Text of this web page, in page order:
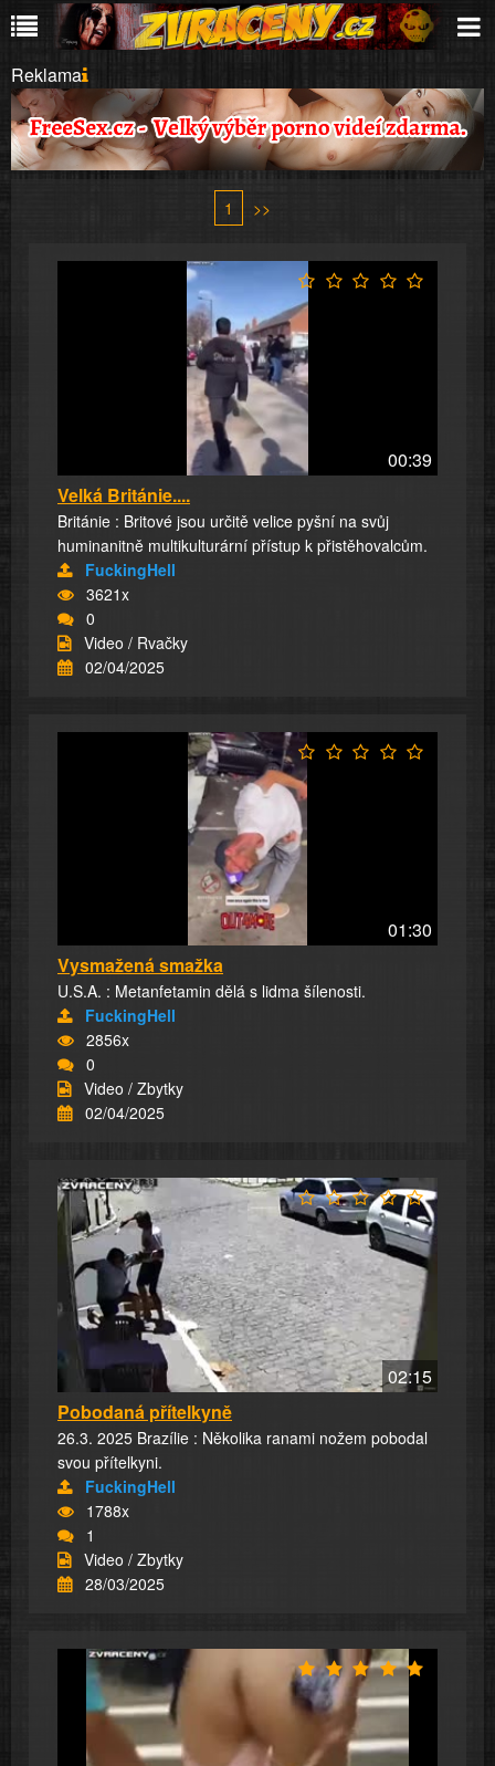
Reklama
1 >>
00:39
Velká Británie....
Británie : Britové jsou určitě velice pyšní na svůj
huminanitně multikulturární přístup k přistěhovalcům.
FuckingHell
3621x
0
Video / Rvačky
02/04/2025
01:30
Vysmažená smažka
U.S.A. : Metanfetamin dělá s lidma šílenosti.
FuckingHell
2856x
0
Video / Zbytky
02/04/2025
02:15
Pobodaná přítelkyně
26.3. 2025 Brazílie : Několika ranami nožem pobodal
svou přítelkyni.
FuckingHell
1788x
1
Video / Zbytky
28/03/2025